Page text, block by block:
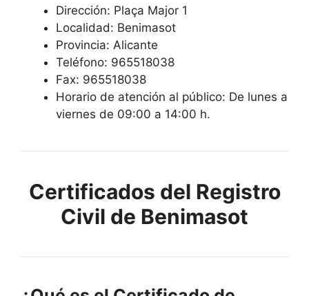
Dirección: Plaça Major 1
Localidad: Benimasot
Provincia: Alicante
Teléfono: 965518038
Fax: 965518038
Horario de atención al público: De lunes a
viernes de 09:00 a 14:00 h.
Certificados del Registro
Civil de Benimasot